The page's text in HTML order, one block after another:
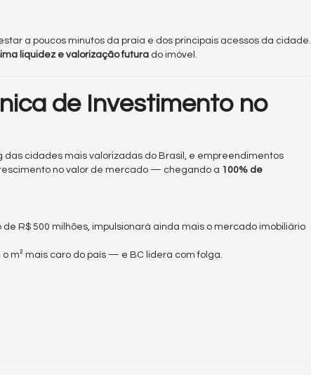
a poucos minutos da praia e dos principais acessos da cidade.
liquidez e valorização futura do imóvel.
de Investimento no
das cidades mais valorizadas do Brasil, e empreendimentos
no valor de mercado — chegando a 100% de
R$ 500 milhões, impulsionará ainda mais o mercado imobiliário
m² mais caro do país — e BC lidera com folga.